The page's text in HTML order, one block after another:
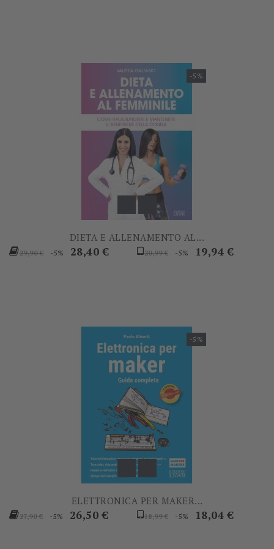
-5%
DIETA E ALLENAMENTO AL...
Prezzo
29,90 € -5% Prezzo
28,40 €
Prezzo
20,99 € -5% Prezzo
19,94 €
-5%
ELETTRONICA PER MAKER...
Prezzo
27,90 € -5% Prezzo
26,50 €
Prezzo
18,99 € -5% Prezzo
18,04 €